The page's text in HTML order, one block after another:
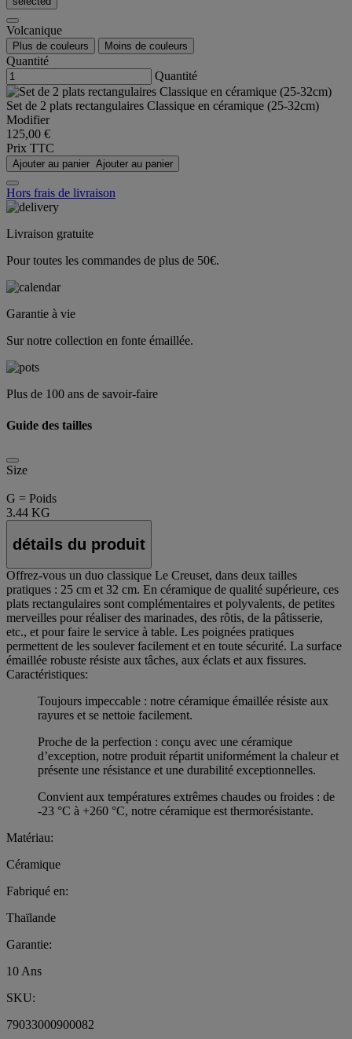
Volcanique
Plus de couleurs Moins de couleurs
Quantité
Quantité
Set de 2 plats rectangulaires Classique en céramique (25-32cm)
Modifier
125,00 €
Prix TTC
Ajouter au panier Ajouter au panier
Hors frais de livraison
Livraison gratuite
Pour toutes les commandes de plus de 50€.
Garantie à vie
Sur notre collection en fonte émaillée.
Plus de 100 ans de savoir-faire
Guide des tailles
Size
G = Poids
3.44 KG
détails du produit
Offrez-vous un duo classique Le Creuset, dans deux tailles
pratiques : 25 cm et 32 cm. En céramique de qualité supérieure, ces
plats rectangulaires sont complémentaires et polyvalents, de petites
merveilles pour réaliser des marinades, des rôtis, de la pâtisserie,
etc., et pour faire le service à table. Les poignées pratiques
permettent de les soulever facilement et en toute sécurité. La surface
émaillée robuste résiste aux tâches, aux éclats et aux fissures.
Caractéristiques:
Toujours impeccable : notre céramique émaillée résiste aux
rayures et se nettoie facilement.
Proche de la perfection : conçu avec une céramique
d’exception, notre produit répartit uniformément la chaleur et
présente une résistance et une durabilité exceptionnelles.
Convient aux températures extrêmes chaudes ou froides : de
-23 °C à +260 °C, notre céramique est thermorésistante.
Matériau:
Céramique
Fabriqué en:
Thaïlande
Garantie:
10 Ans
SKU:
79033000900082